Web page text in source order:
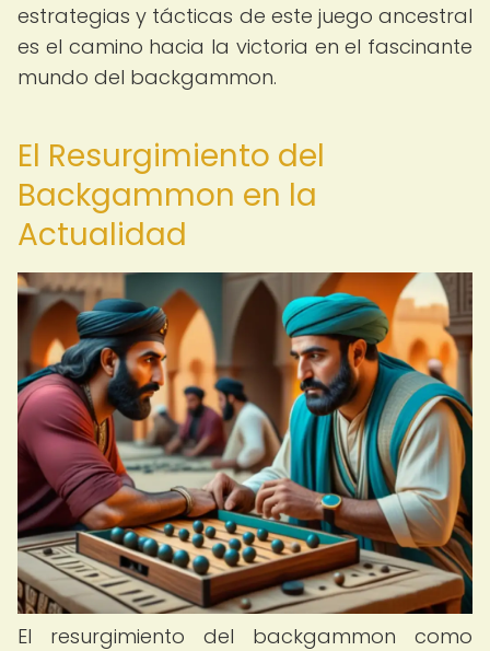
estrategias y tácticas de este juego ancestral
es el camino hacia la victoria en el fascinante
mundo del backgammon.
El Resurgimiento del
Backgammon en la
Actualidad
El resurgimiento del backgammon como